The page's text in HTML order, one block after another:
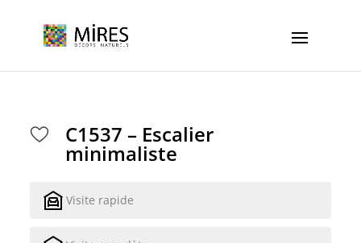
C1537 – Escalier
minimaliste
Visite rapide